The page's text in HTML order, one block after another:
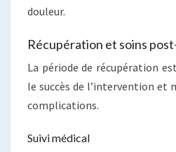
douleur.
Récupération et soins
La période de récupération
le succès de l’intervention et
complications.
Suivi médical